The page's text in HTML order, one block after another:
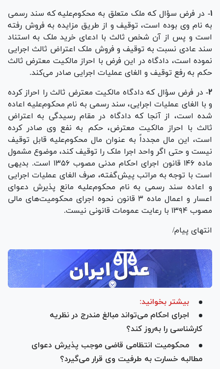
۱- در فرض سؤال که ملک متعلق به محکوم‌علیه که سند رسمی
به نام وی بوده است، توقیف و از طریق مزایده به فروش رفته
است و پس از آن شخص ثالث با ادعای خرید ملک به استناد
سند عادی نسبت به توقیف و فروش ملک اعتراض ثالث اجرایی
نموده است، دادگاه در این فرض با احراز مالکیت معترض ثالث
حکم به رفع توقیف و الغای عملیات اجرایی صادر می‌کند.
۲- در فرض سؤال که دادگاه مالکیت معترض ثالث را احراز کرده
و با الغای عملیات اجرایی، سند رسمی به نام محکوم‌علیه اعاده
شده است، از آنجا که دادگاه در مقام رسیدگی به اعتراض
ثالث با احراز مالکیت معترض، حکم به نفع وی صادر کرده
است، این مال مجدداً به عنوان مال محکوم‌علیه قابل توقیف
نیست و حتی اگر واحد اجرا ملک را توقیف کند، موضوع مشمول
ماده ۱۴۶ قانون اجرای احکام مدنی مصوب ۱۳۵۶ است. بدیهی
است با توجه به مراتب پیش‌گفته، صرف الغای عملیات اجرایی
و اعاده سند رسمی به نام محکوم‌علیه مانع پذیرش دعوای
اعسار و اعمال ماده ۳ قانون نحوه اجرای محکومیت‌های مالی
مصوب ۱۳۹۴ با رعایت عمومات قانونی نیست.
انتهای پیام/
بیشتر بخوانید:
اجرای احکام می‌تواند مبالغ مندرج در نظریه
کارشناسی را به‌روز کند؟
محکومیت انتظامی قاضی موجب پذیرش دعوای
مطالبه خسارت به طرفیت وی قرار می‌گیرد؟